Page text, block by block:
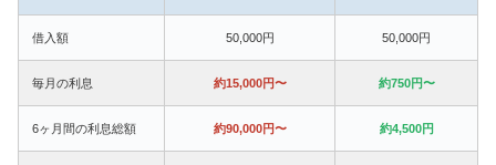
借入額 50,000円 50,000円
毎月の利息 約15,000円〜 約750円〜
6ヶ月間の利息総額 約90,000円〜 約4,500円